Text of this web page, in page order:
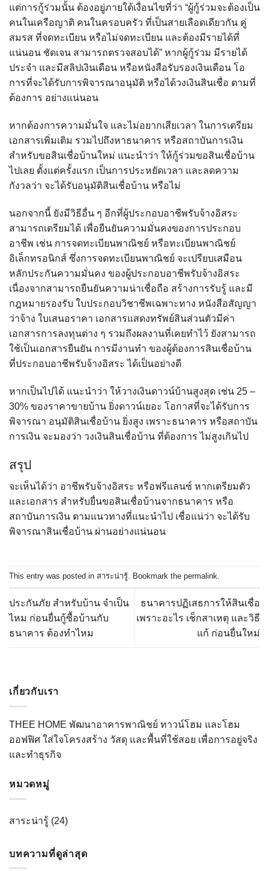
แต่การกู้ร่วมนั้น ต้องอยู่ภายใต้เงื่อนไขที่ว่า “ผู้กู้ร่วมจะต้องเป็น
คนในเครือญาติ คนในครอบครัว ที่เป็นสายเลือดเดียวกัน คู่
สมรส ที่จดทะเบียน หรือไม่จดทะเบียน และต้องมีรายได้ที่
แน่นอน ชัดเจน สามารถตรวจสอบได้” หากผู้กู้ร่วม มีรายได้
ประจำ และมีสลิปเงินเดือน หรือหนังสือรับรองเงินเดือน โอ
การที่จะได้รับการพิจารณาอนุมัติ หรือได้วงเงินสินเชื่อ ตามที่
ต้องการ อย่างแน่นอน
หากต้องการความมั่นใจ และไม่อยากเสียเวลา ในการเตรียม
เอกสารเพิ่มเติม รวมไปถึงหาธนาคาร หรือสถาบันการเงิน
สำหรับขอสินเชื่อบ้านใหม่ แนะนำว่า ให้กู้ร่วมขอสินเชื่อบ้าน
ไปเลย ตั้งแต่ครั้งแรก เป็นการประหยัดเวลา และลดความ
กังวลว่า จะได้รับอนุมัติสินเชื่อบ้าน หรือไม่
นอกจากนี้ ยังมีวิธีอื่น ๆ อีกที่ผู้ประกอบอาชีพรับจ้างอิสระ
สามารถเตรียมได้ เพื่อยืนยันความมั่นคงของการประกอบ
อาชีพ เช่น การจดทะเบียนพาณิชย์ หรือทะเบียนพาณิชย์
อิเล็กทรอนิกส์ ซึ่งการจดทะเบียนพาณิชย์ จะเปรียบเสมือน
หลักประกันความมั่นคง ของผู้ประกอบอาชีพรับจ้างอิสระ
เนื่องจากสามารถยืนยันความน่าเชื่อถือ สร้างการรับรู้ และมี
กฎหมายรองรับ ใบประกอบวิชาชีพเฉพาะทาง หนังสือสัญญา
ว่าจ้าง ใบเสนอราคา เอกสารแสดงทรัพย์สินส่วนตัวมีค่า
เอกสารการลงทุนต่าง ๆ รวมถึงผลงานที่เคยทำไว้ ยังสามารถ
ใช้เป็นเอกสารยืนยัน การมีงานทำ ของผู้ต้องการสินเชื่อบ้าน
ที่ประกอบอาชีพรับจ้างอิสระ ได้เป็นอย่างดี
หากเป็นไปได้ แนะนำว่า ให้วางเงินดาวน์บ้านสูงสุด เช่น 25 –
30% ของราคาขายบ้าน ยิ่งดาวน์เยอะ โอกาสที่จะได้รับการ
พิจารณา อนุมัติสินเชื่อบ้าน ยิ่งสูง เพราะธนาคาร หรือสถาบัน
การเงิน จะมองว่า วงเงินสินเชื่อบ้าน ที่ต้องการ ไม่สูงเกินไป
สรุป
จะเห็นได้ว่า อาชีพรับจ้างอิสระ หรือฟรีแลนซ์ หากเตรียมตัว
และเอกสาร สำหรับยื่นขอสินเชื่อบ้านจากธนาคาร หรือ
สถาบันการเงิน ตามแนวทางที่แนะนำไป เชื่อแน่ว่า จะได้รับ
พิจารณาสินเชื่อบ้าน ผ่านอย่างแน่นอน
This entry was posted in สาระน่ารู้. Bookmark the permalink.
ประกันภัย สำหรับบ้าน จำเป็น
ไหม ก่อนยื่นกู้ซื้อบ้านกับ
ธนาคาร ต้องทำไหม
ธนาคารปฏิเสธการให้สินเชื่อ
เพราะอะไร เช็กสาเหตุ และวิธี
แก้ ก่อนยื่นใหม่
เกี่ยวกับเรา
THEE HOME พัฒนาอาคารพาณิชย์ ทาวน์โฮม และโฮม
ออฟฟิศ ใส่ใจโครงสร้าง วัสดุ และพื้นที่ใช้สอย เพื่อการอยู่จริง
และทำธุรกิจ
หมวดหมู่
สาระน่ารู้ (24)
บทความที่ดูล่าสุด